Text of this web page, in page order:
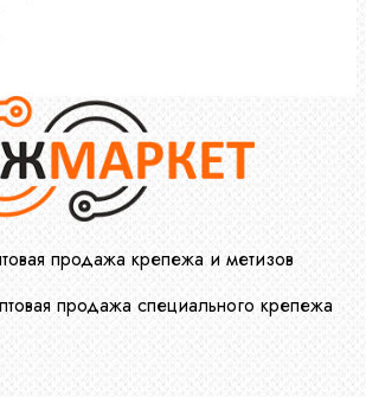
продажа крепежа и метизов
продажа специального крепежа